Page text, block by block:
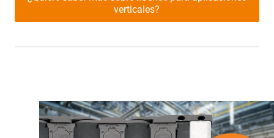
verticales?